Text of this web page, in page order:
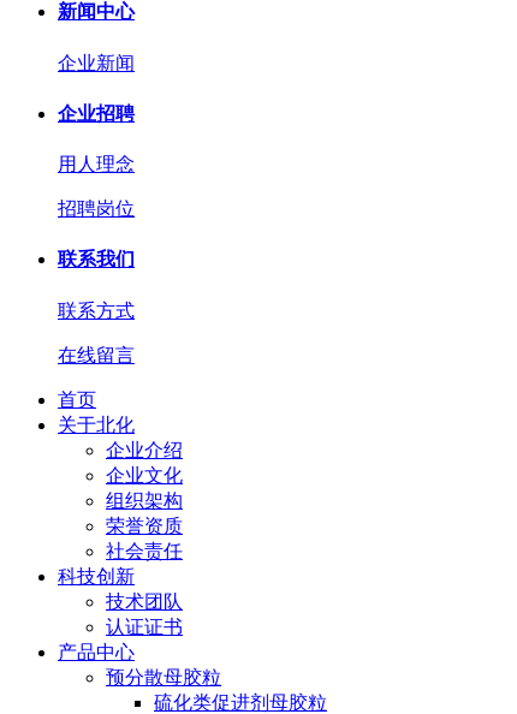
新闻中心
企业新闻
企业招聘
用人理念
招聘岗位
联系我们
联系方式
在线留言
首页
关于北化
企业介绍
企业文化
组织架构
荣誉资质
社会责任
科技创新
技术团队
认证证书
产品中心
预分散母胶粒
硫化类促进剂母胶粒